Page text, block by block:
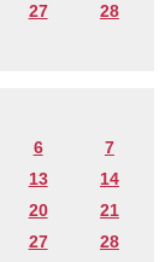
27
28
6
7
13
14
20
21
27
28